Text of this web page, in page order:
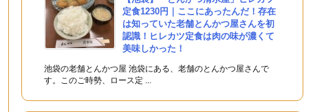
定食1230円｜ここにあったんだ！存在
は知っていた老舗とんかつ屋さんを初
認識！ヒレカツ定食は肉の味が濃くて
美味しかった！
池袋の老舗とんかつ屋 池袋にある、老舗のとんかつ屋さんで
す。このご時勢、ロース定 ...